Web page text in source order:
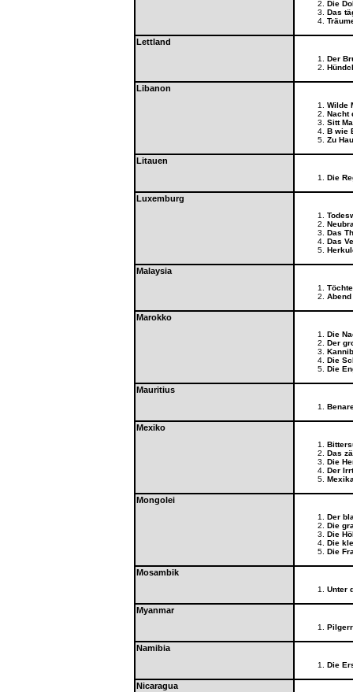
Die
Das
Lettland
Der
Libanon
Wilde
Nacht
Sitt
B wie
Zu
Litauen
Die
Luxemburg
Das
Das
Malaysia
Marokko
Die
Der
Die
Die
Mauritius
Mexiko
Das
Die
Der
Mongolei
Der
Die
Die
Die
Die
Mosambik
Unter
Myanmar
Namibia
Die
Nicaragua